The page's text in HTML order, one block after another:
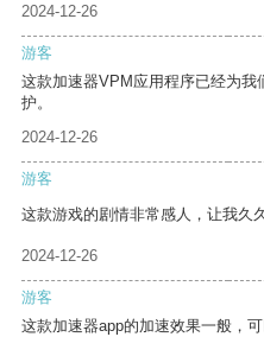
2024-12-26
游客
这款加速器VPM应用程序已经为
护。
2024-12-26
游客
这款游戏的剧情非常感人，让我久
2024-12-26
游客
这款加速器app的加速效果一般，